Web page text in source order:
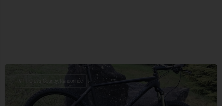
VTT, Cross-Country, Randonnée